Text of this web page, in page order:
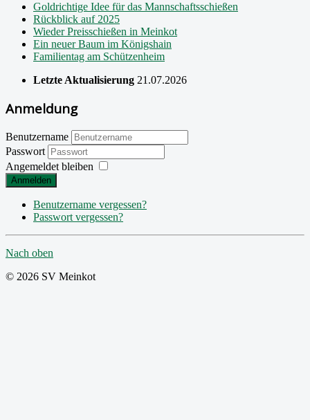
Goldrichtige Idee für das Mannschaftsschießen
Rückblick auf 2025
Wieder Preisschießen in Meinkot
Ein neuer Baum im Königshain
Familientag am Schützenheim
Letzte Aktualisierung 21.07.2026
Anmeldung
Benutzername
Passwort
Angemeldet bleiben
Anmelden
Benutzername vergessen?
Passwort vergessen?
Nach oben
© 2026 SV Meinkot